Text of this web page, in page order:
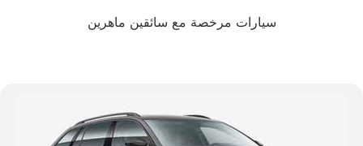
سيارات مرخصة مع سائقين ماهرين